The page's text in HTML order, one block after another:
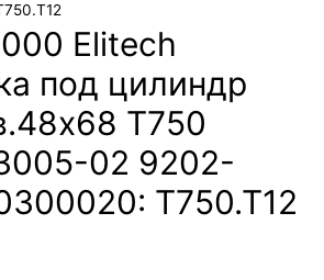
Elitech
под цилиндр
Т750
02 9202-
Т750.Т12